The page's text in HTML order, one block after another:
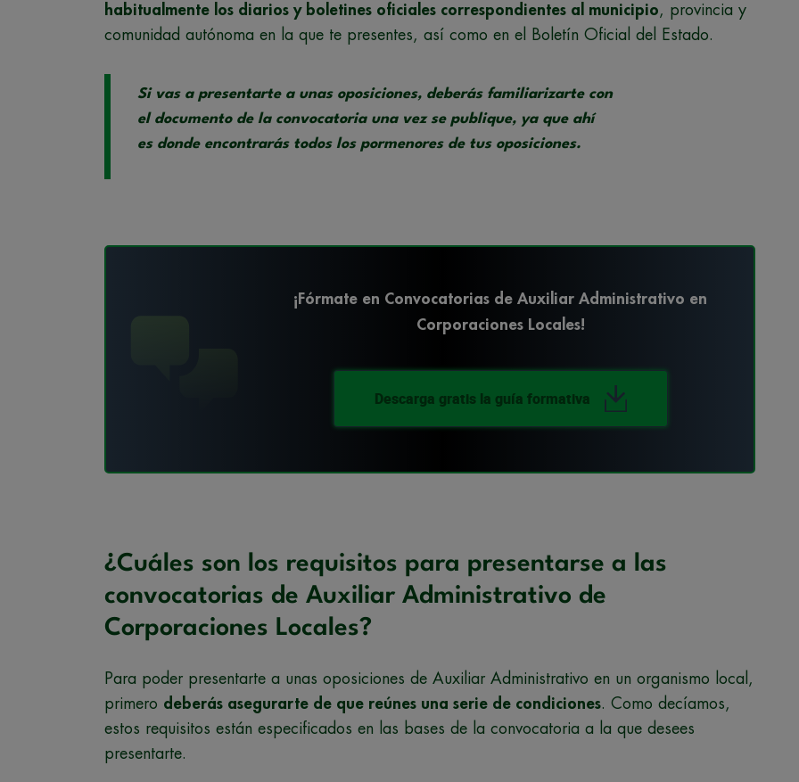
habitualmente los diarios y boletines oficiales correspondientes al municipio, provincia y
comunidad autónoma en la que te presentes, así como en el Boletín Oficial del Estado.
Si vas a presentarte a unas oposiciones, deberás familiarizarte con
el documento de la convocatoria una vez se publique, ya que ahí
es donde encontrarás todos los pormenores de tus oposiciones.
¡Fórmate en Convocatorias de Auxiliar Administrativo en
Corporaciones Locales!
Descarga gratis la guía formativa
¿Cuáles son los requisitos para presentarse a las
convocatorias de Auxiliar Administrativo de
Corporaciones Locales?
Para poder presentarte a unas oposiciones de Auxiliar Administrativo en un organismo local,
primero deberás asegurarte de que reúnes una serie de condiciones. Como decíamos,
estos requisitos están especificados en las bases de la convocatoria a la que desees
presentarte.